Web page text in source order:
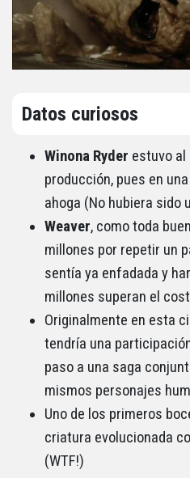
Datos curiosos
Winona Ryder estuvo al
producción, pues en
ahoga (No hubiera sido
Weaver, como toda
millones por repetir un
sentía ya enfadada y
millones superan el
Originalmente en esta
tendría una
paso a una saga
mismos personajes
Uno de los primeros
criatura evolucionada
(WTF!)